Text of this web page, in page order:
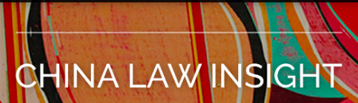
- 关于
金杜
Services
- 专业领
域